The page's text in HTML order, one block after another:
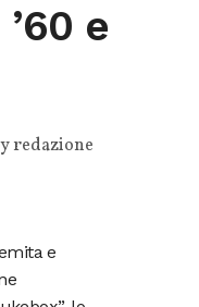
e
redazione
e